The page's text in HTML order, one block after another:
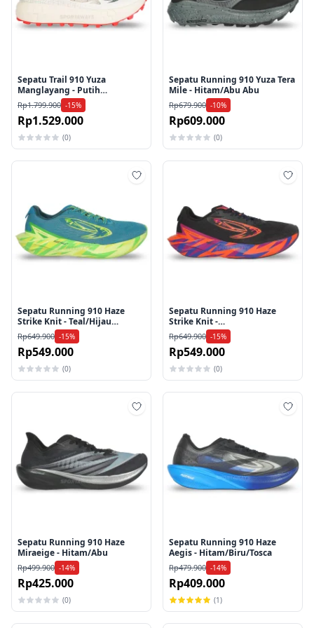
Sepatu Trail 910 Yuza
Manglayang - Putih
Tulang/Abu/Navy
Rp1.799.900 -15%
Rp1.529.000
(0)
Sepatu Running 910 Yuza Tera
Mile - Hitam/Abu Abu
Rp679.900 -10%
Rp609.000
(0)
Sepatu Running 910 Haze
Strike Knit - Teal/Hijau
Lime/Hijau
Rp649.900 -15%
Rp549.000
(0)
Sepatu Running 910 Haze
Strike Knit -
Hitam/Merah/Ungu
Rp649.900 -15%
Rp549.000
(0)
Sepatu Running 910 Haze
Miraeige - Hitam/Abu
Rp499.900 -14%
Rp425.000
(0)
Sepatu Running 910 Haze
Aegis - Hitam/Biru/Tosca
Rp479.900 -14%
Rp409.000
(1)